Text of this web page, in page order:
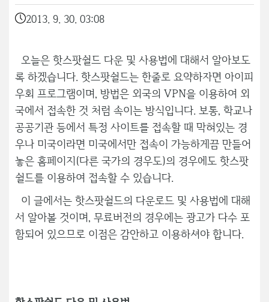
2013. 9. 30. 03:08
오늘은 핫스팟쉴드 다운 및 사용법에 대해서 알아보도
록 하겠습니다. 핫스팟쉴드는 한줄로 요약하자면 아이피
우회 프로그램이며, 방법은 외국의 VPN을 이용하여 외
국에서 접속한 것 처럼 속이는 방식입니다. 보통, 학교나
공공기관 등에서 특정 사이트를 접속할 때 막혀있는 경
우나 미국이라면 미국에서만 접속이 가능하게끔 만들어
놓은 홈페이지(다른 국가의 경우도)의 경우에도 핫스팟
쉴드를 이용하여 접속할 수 있습니다.
이 글에서는 핫스팟쉴드의 다운로드 및 사용법에 대해
서 알아볼 것이며, 무료버전의 경우에는 광고가 다수 포
함되어 있으므로 이점은 감안하고 이용하셔야 합니다.